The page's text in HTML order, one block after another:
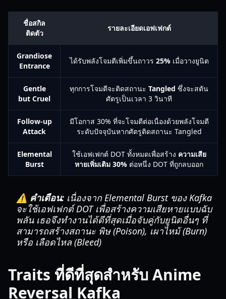
ชื่อสกิล
ติดตัว
รายละเอียดเอฟเฟกต์
Grandiose
Entrance
ได้รับพลังโจมตีเพิ่มขึ้นถาวร 25%เมื่อวางยูนิต
Gentle
but Cruel
ทุกการโจมตีจะติดสถานะ Tangled ซึ่งจะสตัน
ศัตรูเป็นเวลา 3 วินาที
Follow-up
Attack
มีโอกาส 30% ที่จะโจมตีต่อเนื่องด้วยพลังโจมตี
ระดับปัจจุบันหากศัตรูติดสถานะ Tangled
Elemental
Burst
ใช้เอฟเฟกต์ DOT ทั้งหมดเพื่อสร้าง ความเสีย
หายเพิ่มเติม 30% ต่อหนึ่ง DOT ที่ถูกลบออก
⚠️ คำเตือน: เนื่องจาก Elemental Burst ของ Kafka
จะใช้เอฟเฟกต์ DOT เพื่อสร้างความเสียหายแบบฉับ
พลัน เธอจึงทำงานได้ดีที่สุดเมื่อจับคู่กับยูนิตอื่นๆ ที่
สามารถสร้างสถานะ พิษ (Poison), เผาไหม้ (Burn)
หรือ เลือดไหล (Bleed)
Traits ที่ดีที่สุดสำหรับ Anime
Reversal Kafka